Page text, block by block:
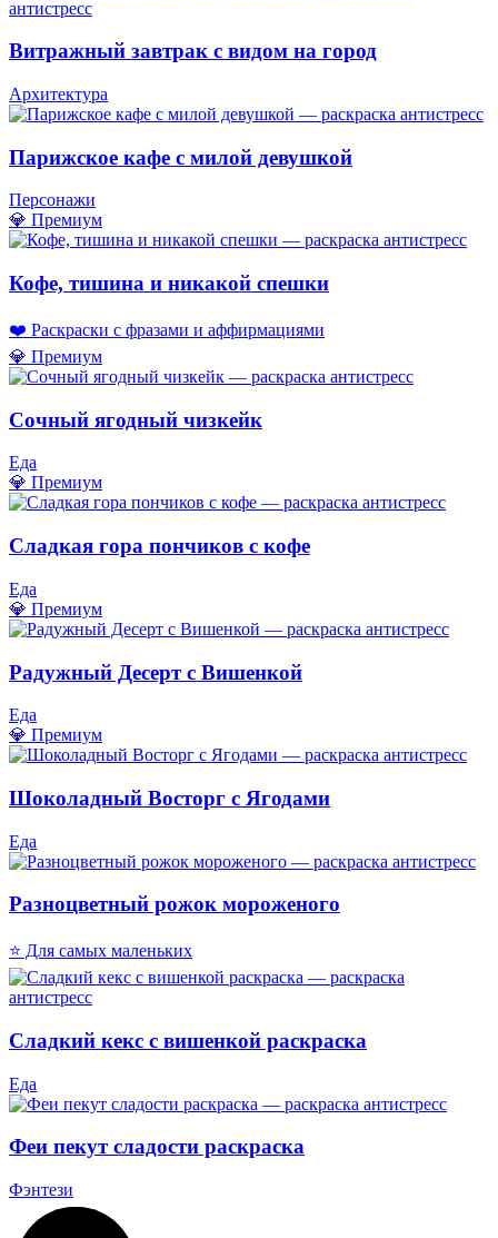
Витражный завтрак с видом на город
Архитектура
Парижское кафе с милой девушкой
Персонажи
💎 Премиум
Кофе, тишина и никакой спешки
❤️ Раскраски с фразами и аффирмациями
💎 Премиум
Сочный ягодный чизкейк
Еда
💎 Премиум
Сладкая гора пончиков с кофе
Еда
💎 Премиум
Радужный Десерт с Вишенкой
Еда
💎 Премиум
Шоколадный Восторг с Ягодами
Еда
Разноцветный рожок мороженого
⭐ Для самых маленьких
Сладкий кекс с вишенкой раскраска
Еда
Феи пекут сладости раскраска
Фэнтези